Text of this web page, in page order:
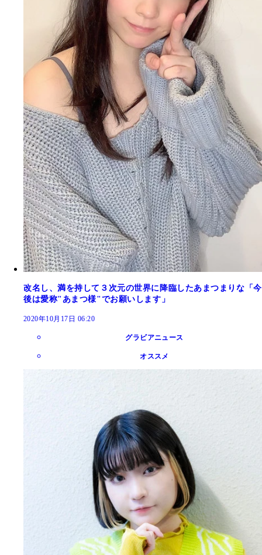
改名し、満を持して３次元の世界に降臨したあまつまりな「今
後は愛称"あまつ様"でお願いします」
2020年10月17日 06:20
グラビアニュース
オススメ